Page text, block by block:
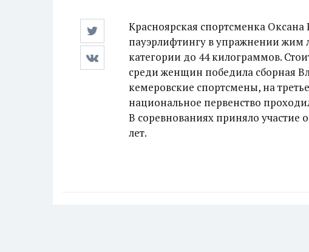
Красноярская спортсменка
пауэрлифтингу в упражнении жим
категории до 44 килограммов.
среди женщин победила сборная
кемеровские спортсмены, на
национальное первенство
В соревнованиях приняло участие
лет.